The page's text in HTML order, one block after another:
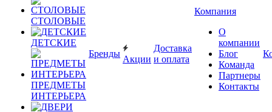
СТОЛОВЫЕ
ДЕТСКИЕ
ПРЕДМЕТЫ
ИНТЕРЬЕРА
Бренды
Акции
Доставка
и оплата
Компания
О
компании
Блог
Команда
Партнеры
Контакты